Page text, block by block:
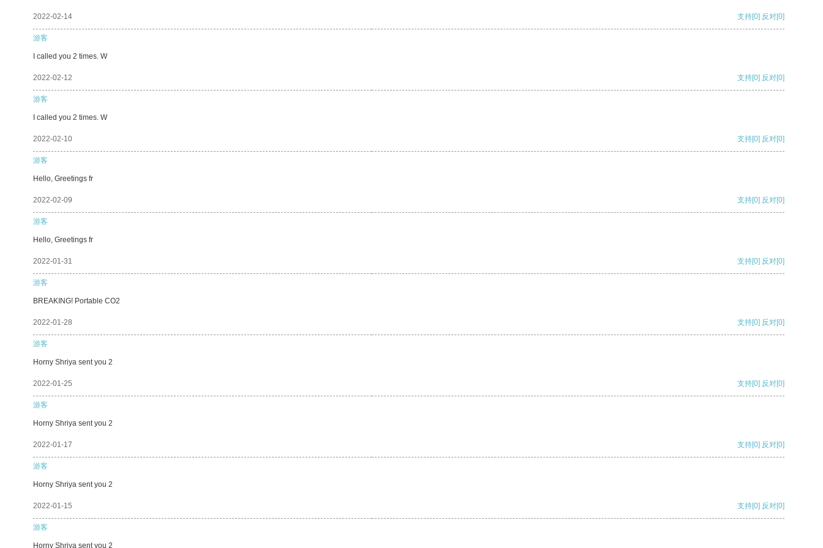
2022-02-14 支持[0] 反对[0]
游客
I called you 2 times. W
2022-02-12 支持[0] 反对[0]
游客
I called you 2 times. W
2022-02-10 支持[0] 反对[0]
游客
Hello, Greetings fr
2022-02-09 支持[0] 反对[0]
游客
Hello, Greetings fr
2022-01-31 支持[0] 反对[0]
游客
BREAKING! Portable CO2
2022-01-28 支持[0] 反对[0]
游客
Horny Shriya sent you 2
2022-01-25 支持[0] 反对[0]
游客
Horny Shriya sent you 2
2022-01-17 支持[0] 反对[0]
游客
Horny Shriya sent you 2
2022-01-15 支持[0] 反对[0]
游客
Horny Shriya sent you 2